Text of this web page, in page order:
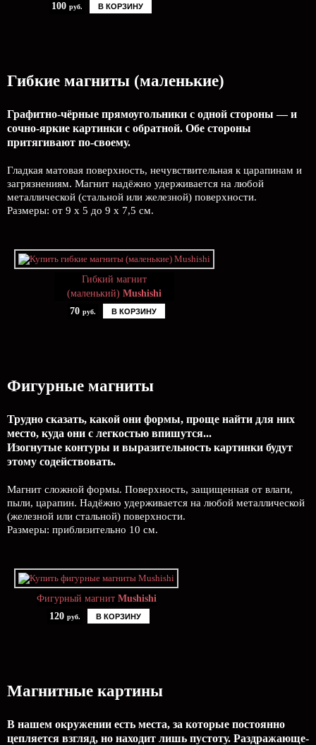
100 руб. В КОРЗИНУ
Гибкие магниты (маленькие)
Графитно-чёрные прямоугольники с одной стороны — и
сочно-яркие картинки с обратной. Обе стороны
притягивают по-своему.
Гладкая матовая поверхность, нечувствительная к царапинам и
загрязнениям. Магнит надёжно удерживается на любой
металлической (стальной или железной) поверхности.
Размеры: от 9 х 5 до 9 х 7,5 см.
Гибкий магнит
(маленький) Mushishi
70 руб. В КОРЗИНУ
Фигурные магниты
Трудно сказать, какой они формы, проще найти для них
место, куда они с легкостью впишутся...
Изогнутые контуры и выразительность картинки будут
этому содействовать.
Магнит сложной формы. Поверхность, защищенная от влаги,
пыли, царапин. Надёжно удерживается на любой металлической
(железной или стальной) поверхности.
Размеры: приблизительно 10 см.
Фигурный магнит Mushishi
120 руб. В КОРЗИНУ
Магнитные картины
В нашем окружении есть места, за которые постоянно
цепляется взгляд, но находит лишь пустоту. Раздражающе-